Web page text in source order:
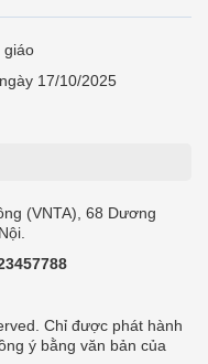
giáo
17/10/2025
(VNTA), 68 Dương
Chỉ được phát hành
ý bằng văn bản của